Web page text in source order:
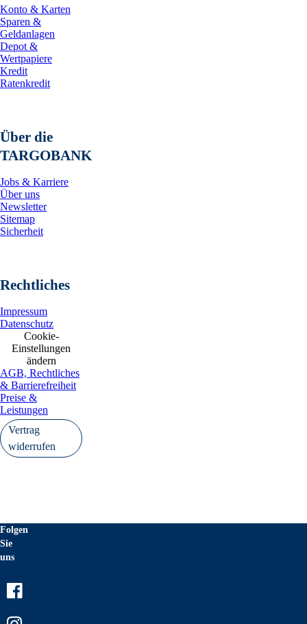
Konto & Karten
Sparen &
Geldanlagen
Depot &
Wertpapiere
Kredit
Ratenkredit
Über die
TARGOBANK
Jobs & Karriere
Über uns
Newsletter
Sitemap
Sicherheit
Rechtliches
Impressum
Datenschutz
Cookie-
Einstellungen
ändern
AGB, Rechtliches
& Barrierefreiheit
Preise &
Leistungen
Vertrag
widerrufen
Folgen
Sie
uns